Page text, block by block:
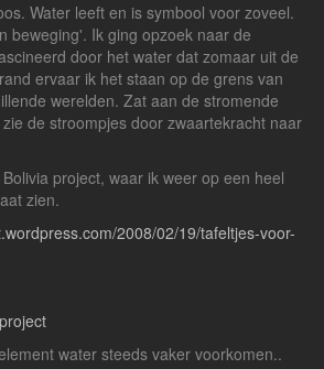
Water leeft en is symbool voor zoveel.
beweging'. Ik ging opzoek naar de
door het water dat zomaar uit de
ervaar ik het staan op de grens van
werelden. Zat aan de stromende
de stroompjes door zwaartekracht naar
project, waar ik weer op een heel
zien.
2008/02/19/tafeltjes-voor-
water steeds vaker voorkomen..